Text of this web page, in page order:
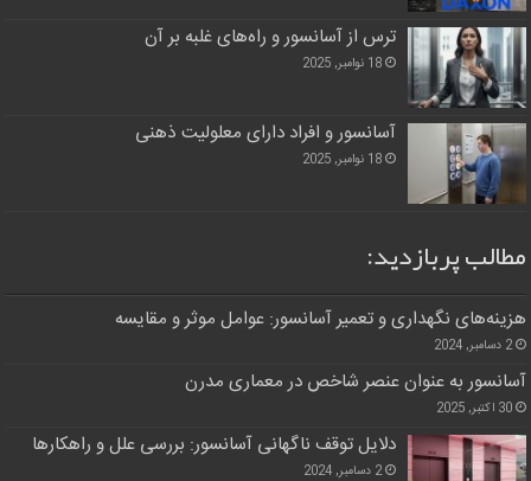
ترس از آسانسور و راه‌های غلبه بر آن
18 نوامبر, 2025
آسانسور و افراد دارای معلولیت ذهنی
18 نوامبر, 2025
مطالب پربازدید:
هزینه‌های نگهداری و تعمیر آسانسور: عوامل موثر و مقایسه
2 دسامبر, 2024
آسانسور به عنوان عنصر شاخص در معماری مدرن
30 اکتبر, 2025
دلایل توقف ناگهانی آسانسور: بررسی علل و راهکارها
2 دسامبر, 2024